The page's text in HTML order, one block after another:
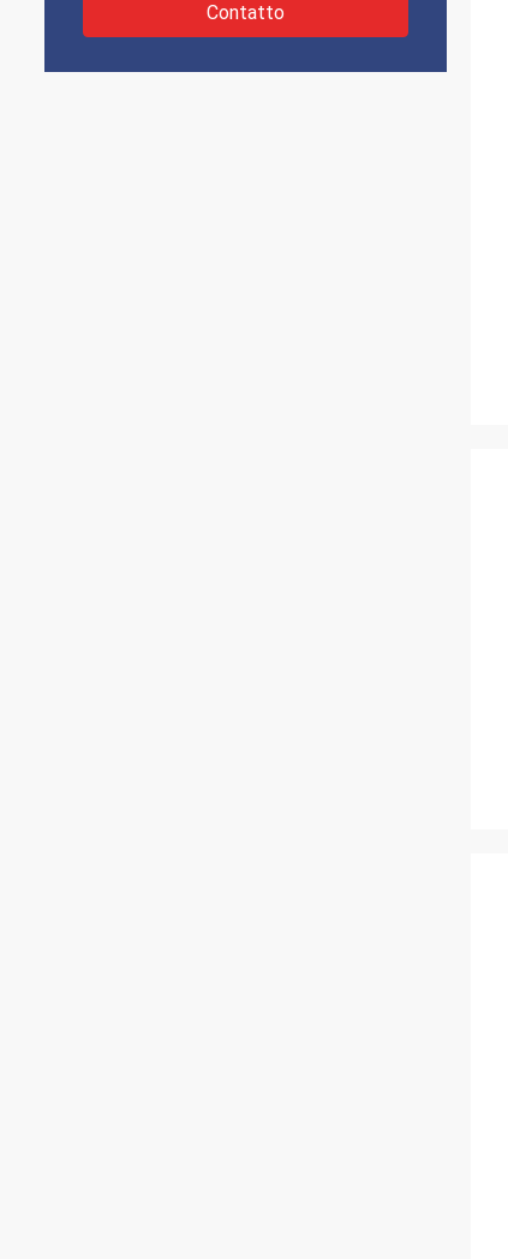
Contatto